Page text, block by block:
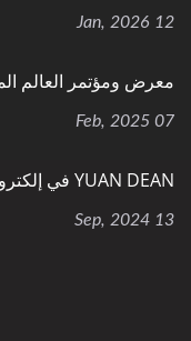
12 Jan, 2026
معرض ومؤتمر العالم
07 Feb, 2025
YUAN DEAN في إلكترونيكا 2024 ونتطلع...
13 Sep, 2024